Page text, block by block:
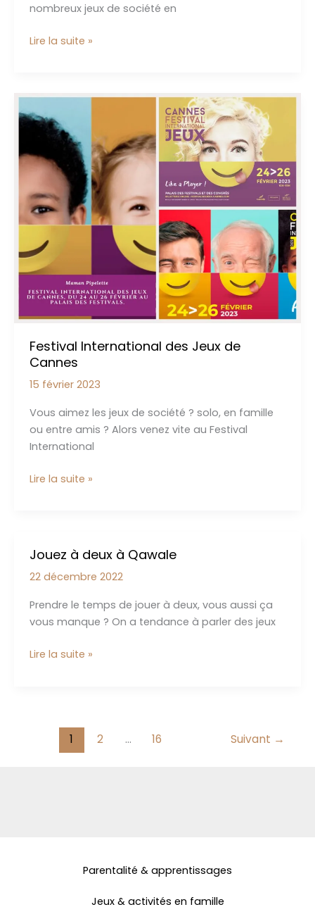
nombreux jeux de société en
Nous
planche
pirates,
les
clés
magiques
et
grand
méchant
monstre
Lire la suite »
Festival International des Jeux de
Cannes
15 février 2023
Vous aimez les jeux de société ? solo, en famille
ou entre amis ? Alors venez vite au Festival
International
Festival
Cannes
Lire la suite »
Jouez à deux à Qawale
22 décembre 2022
Prendre le temps de jouer à deux, vous aussi ça
vous manque ? On a tendance à parler des jeux
Jouez
Lire la suite »
1 2 … 16 Suivant →
Parentalité & apprentissages
Jeux & activités en famille